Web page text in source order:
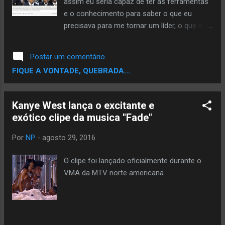
trabalhos mas redes sociais. O norte está
estamos está em evidência Site Spotify
e o conhecimento para saber o que eu
precisava para me tornar um líder, o que era
que estamos fazendo #CapitalPrepHarlem !
Vamos da r poder para a juventude do gueto
e o conhecimento que eles necessitam para
sempre tive o sonho de abrir uma escola
com currículo vencedor para nossos jovens
da periferia. Graças a Deus e com o apoio
Agora eu passe de EU para NÓS. Obrigado
Harlem!!!"
Postar um comentário
FIQUE A VONTADE, QUEBRADA...
Kanye West lança o excitante e
exótico clipe da musica "Fade"
Por NP - agosto 29, 2016
O clipe foi lançado oficialmente durante o
VMA da MTV norte americana